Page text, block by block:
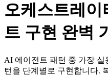
오케스트레이
트 구현 완벽
AI 에이전트 패턴 중 가장
턴을 단계별로 구현합니다.